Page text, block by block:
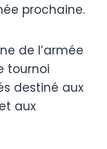
prochaine.
de l’armée
tournoi
destiné aux
aux